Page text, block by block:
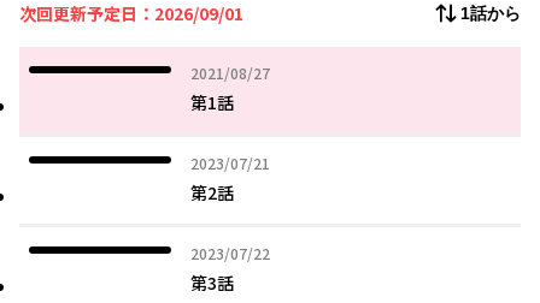
次回更新予定日：2026/09/01 1話から
2021/08/27
2021年08月27日
第1話
2023/07/21
2023年07月21日
第2話
2023/07/22
2023年07月22日
第3話